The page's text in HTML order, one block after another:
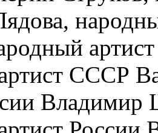
СССР